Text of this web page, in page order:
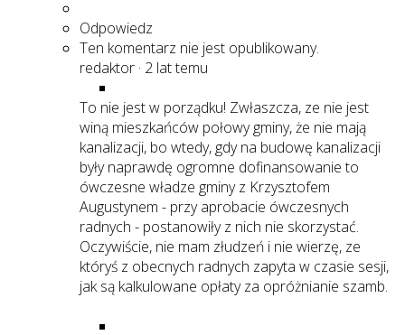
Odpowiedz
Ten komentarz nie jest opublikowany.
redaktor · 2 lat temu
To nie jest w porządku! Zwłaszcza, ze nie jest
winą mieszkańców połowy gminy, że nie mają
kanalizacji, bo wtedy, gdy na budowę kanalizacji
były naprawdę ogromne dofinansowanie to
ówczesne władze gminy z Krzysztofem
Augustynem - przy aprobacie ówczesnych
radnych - postanowiły z nich nie skorzystać.
Oczywiście, nie mam złudzeń i nie wierzę, ze
któryś z obecnych radnych zapyta w czasie sesji,
jak są kalkulowane opłaty za opróżnianie szamb.